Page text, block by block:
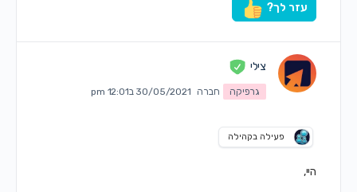
עזר לך?
צילי
גרפיקה חברה 30/05/2021 ב12:01 pm
פעילה בקהילה
היי,